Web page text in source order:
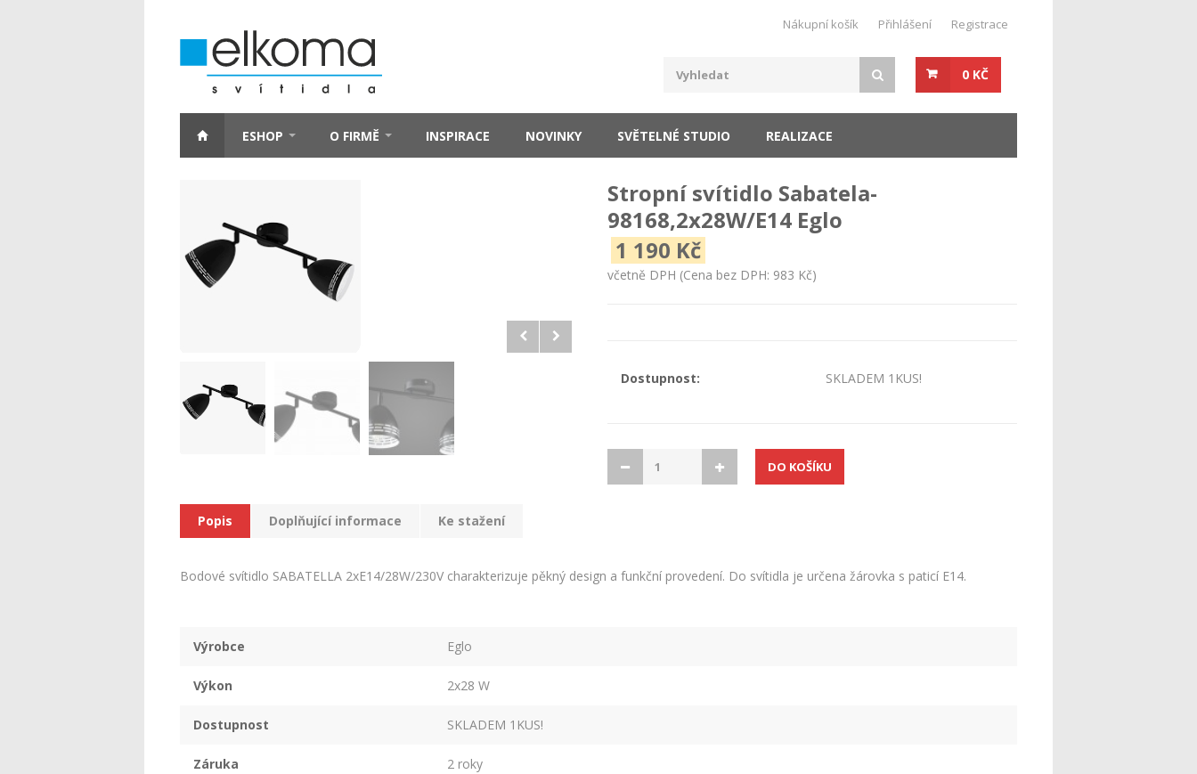
Nákupní košík Přihlášení Registrace
0 KČ
ESHOP O FIRMĚ INSPIRACE NOVINKY SVĚTELNÉ STUDIO REALIZACE
Stropní svítidlo Sabatela-
98168,2x28W/E14 Eglo
1 190 Kč
včetně DPH (Cena bez DPH: 983 Kč)
Dostupnost: SKLADEM 1KUS!
Popis Doplňující informace Ke stažení
Bodové svítidlo SABATELLA 2xE14/28W/230V charakterizuje pěkný design a funkční provedení. Do svítidla je určena žárovka s paticí E14.
Výrobce Eglo
Výkon 2x28 W
Dostupnost SKLADEM 1KUS!
Záruka 2 roky